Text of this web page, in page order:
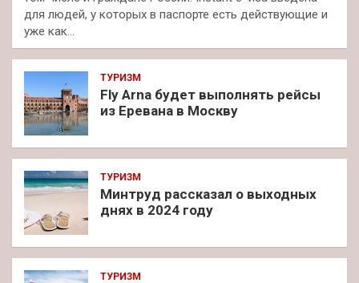
для людей, у которых в паспорте есть действующие и
уже как…
ТУРИЗМ
Fly Arna будет выполнять рейсы
из Еревана в Москву
ТУРИЗМ
Минтруд рассказал о выходных
днях в 2024 году
ТУРИЗМ